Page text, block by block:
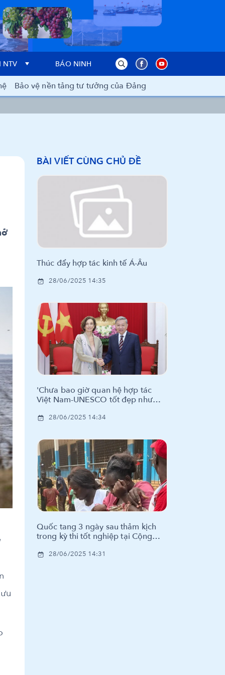
NTV BÁO NINH THUẬN
Bảo vệ nền tảng tư tưởng của Đảng
BÀI VIẾT CÙNG CHỦ ĐỀ
Thúc đẩy hợp tác kinh tế Á-Âu
28/06/2025 14:35
'Chưa bao giờ quan hệ hợp tác
Việt Nam-UNESCO tốt đẹp như
28/06/2025 14:34
Quốc tang 3 ngày sau thảm kịch
trong kỳ thi tốt nghiệp tại Cộng
28/06/2025 14:31